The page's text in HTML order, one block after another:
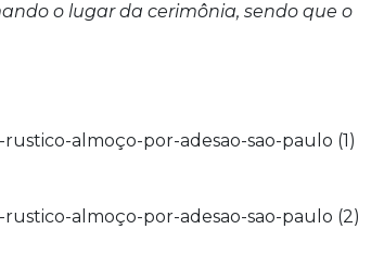
o lugar da cerimônia, sendo que o